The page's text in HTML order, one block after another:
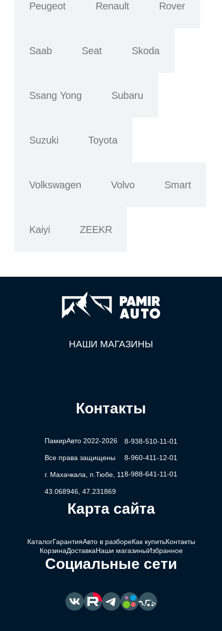
Peugeot Renault Rover
Saab Seat Skoda
Ssang Yong Subaru
Suzuki Toyota
Volkswagen Volvo Smart
Kaiyi ZEEKR
НАШИ МАГАЗИНЫ
Контакты
ПамирАвто 2022-2026
Все права защищены
г. Махачкала, п.Тюбе, 11
43.068946, 47.231869
8-938-510-11-01
8-960-411-12-01
8-988-641-11-01
Карта сайта
КаталогГарантияАвто в разбореКак купитьКонтакты
КорзинаДоставкаНаши магазиныИзбранное
Социальные сети